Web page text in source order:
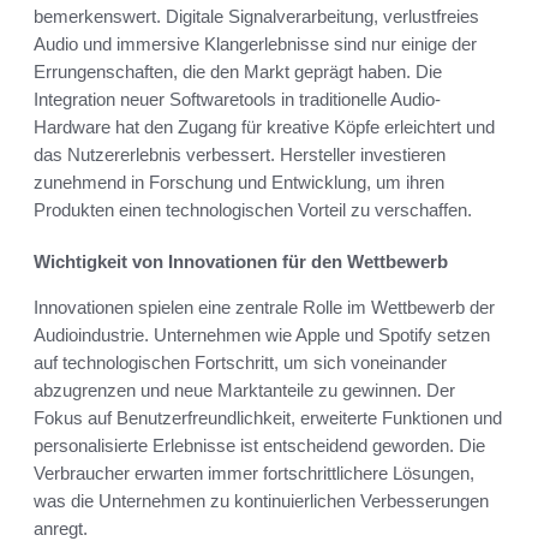
bemerkenswert. Digitale Signalverarbeitung, verlustfreies
Audio und immersive Klangerlebnisse sind nur einige der
Errungenschaften, die den Markt geprägt haben. Die
Integration neuer Softwaretools in traditionelle Audio-
Hardware hat den Zugang für kreative Köpfe erleichtert und
das Nutzererlebnis verbessert. Hersteller investieren
zunehmend in Forschung und Entwicklung, um ihren
Produkten einen technologischen Vorteil zu verschaffen.
Wichtigkeit von Innovationen für den Wettbewerb
Innovationen spielen eine zentrale Rolle im Wettbewerb der
Audioindustrie. Unternehmen wie Apple und Spotify setzen
auf technologischen Fortschritt, um sich voneinander
abzugrenzen und neue Marktanteile zu gewinnen. Der
Fokus auf Benutzerfreundlichkeit, erweiterte Funktionen und
personalisierte Erlebnisse ist entscheidend geworden. Die
Verbraucher erwarten immer fortschrittlichere Lösungen,
was die Unternehmen zu kontinuierlichen Verbesserungen
anregt.